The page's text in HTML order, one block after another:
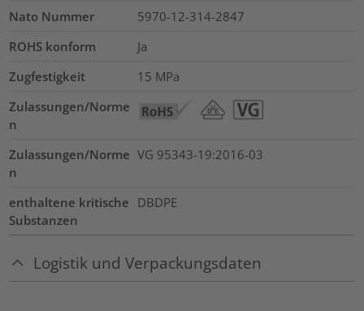
Nato Nummer
5970-12-314-2847
ROHS konform
Ja
Zugfestigkeit
15 MPa
Zulassungen/Norme
n
Zulassungen/Norme
n
VG 95343-19:2016-03
enthaltene kritische
Substanzen
DBDPE
Logistik und Verpackungsdaten